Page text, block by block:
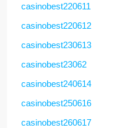
casinobest220611
casinobest220612
casinobest230613
casinobest23062
casinobest240614
casinobest250616
casinobest260617